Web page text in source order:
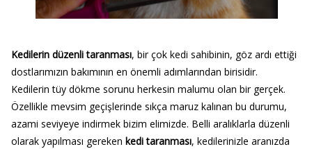
Kedilerin düzenli taranması, bir çok kedi sahibinin, göz ardı ettiği
dostlarımızın bakımının en önemli adımlarından birisidir.
Kedilerin tüy dökme sorunu herkesin malumu olan bir gerçek.
Özellikle mevsim geçişlerinde sıkça maruz kalınan bu durumu,
azami seviyeye indirmek bizim elimizde. Belli aralıklarla düzenli
olarak yapılması gereken kedi taranması, kedilerinizle aranızda